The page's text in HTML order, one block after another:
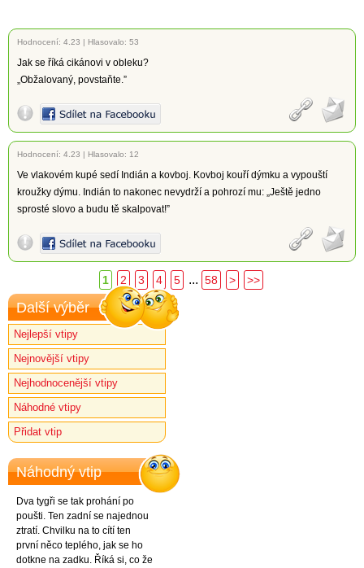
Hodnocení: 4.23 | Hlasovalo: 53
Jak se říká cikánovi v obleku?
„Obžalovaný, povstaňte.”
Hodnocení: 4.23 | Hlasovalo: 12
Ve vlakovém kupé sedí Indián a kovboj. Kovboj kouří dýmku a vypouští
kroužky dýmu. Indián to nakonec nevydrží a pohrozí mu: „Ještě jedno
sprosté slovo a budu tě skalpovat!”
1 2 3 4 5 ... 58 > >>
Další výběr
Nejlepší vtipy
Nejnovější vtipy
Nejhodnocenější vtipy
Náhodné vtipy
Přidat vtip
Náhodný vtip
Dva tygři se tak prohání po
poušti. Ten zadní se najednou
ztratí. Chvilku na to cítí ten
první něco teplého, jak se ho
dotkne na zadku. Říká si, co že